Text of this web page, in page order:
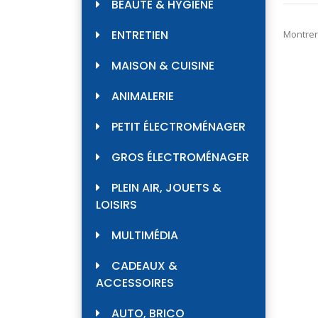
BEAUTÉ & HYGIÈNE
ENTRETIEN
MAISON & CUISINE
ANIMALERIE
PETIT ÉLECTROMÉNAGER
GROS ÉLECTROMÉNAGER
PLEIN AIR, JOUETS &
LOISIRS
MULTIMÉDIA
CADEAUX &
ACCESSOIRES
AUTO, BRICO